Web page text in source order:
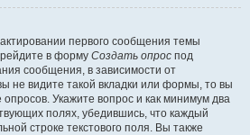
первого сообщения темы
в форму Создать опрос под
сообщения, в зависимости от
не видите такой вкладки или формы, то вы
Укажите вопрос и как минимум два
полях, убедившись, что каждый
строке текстового поля. Вы также